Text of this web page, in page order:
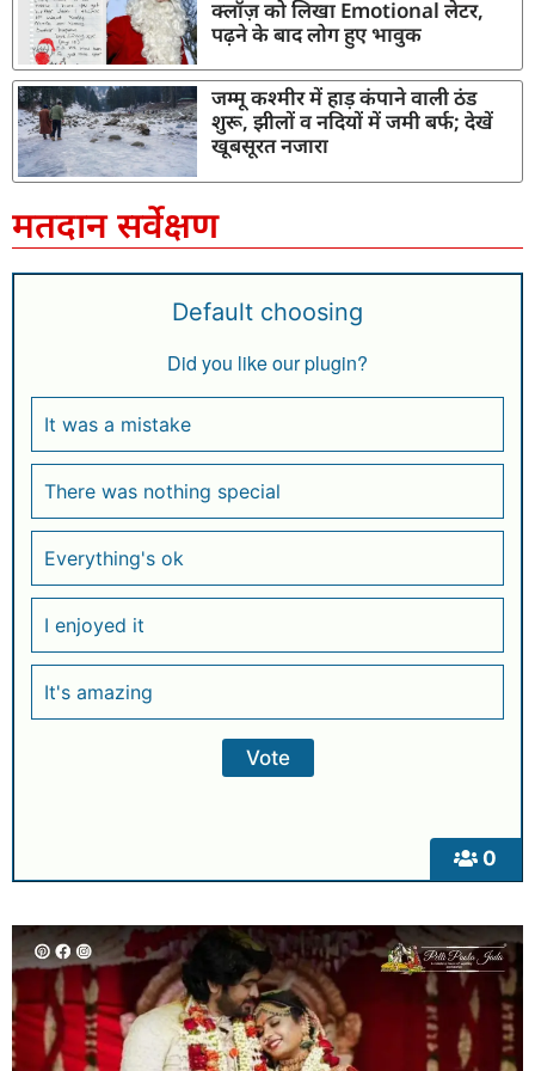
क्लॉज़ को लिखा Emotional लेटर,
पढ़ने के बाद लोग हुए भावुक
जम्मू कश्मीर में हाड़ कंपाने वाली ठंड
शुरू, झीलों व नदियों में जमी बर्फ; देखें
खूबसूरत नजारा
मतदान सर्वेक्षण
0
Default choosing
Did you like our plugin?
It was a mistake
There was nothing special
Everything's ok
I enjoyed it
It's amazing